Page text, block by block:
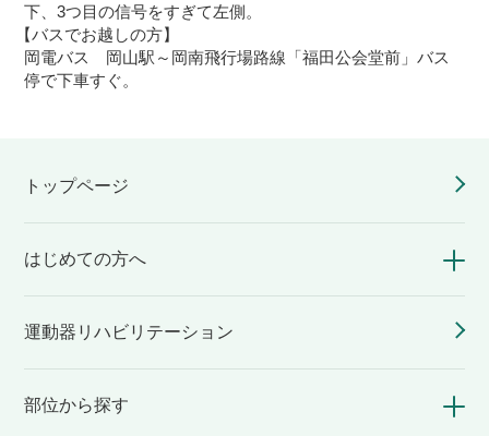
下、3つ目の信号をすぎて左側。
【バスでお越しの方】
岡電バス 岡山駅～岡南飛行場路線「福田公会堂前」バス
停で下車すぐ。
トップページ
はじめての方へ
運動器リハビリテーション
部位から探す